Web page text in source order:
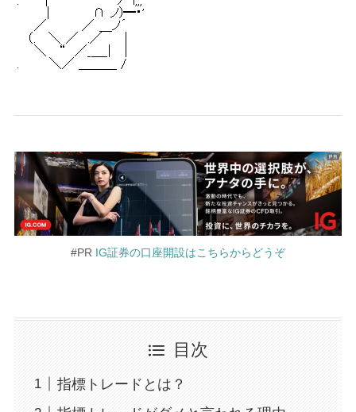
#PR IG証券の口座開設はこちらからどうぞ
目次
指標トレードとは？